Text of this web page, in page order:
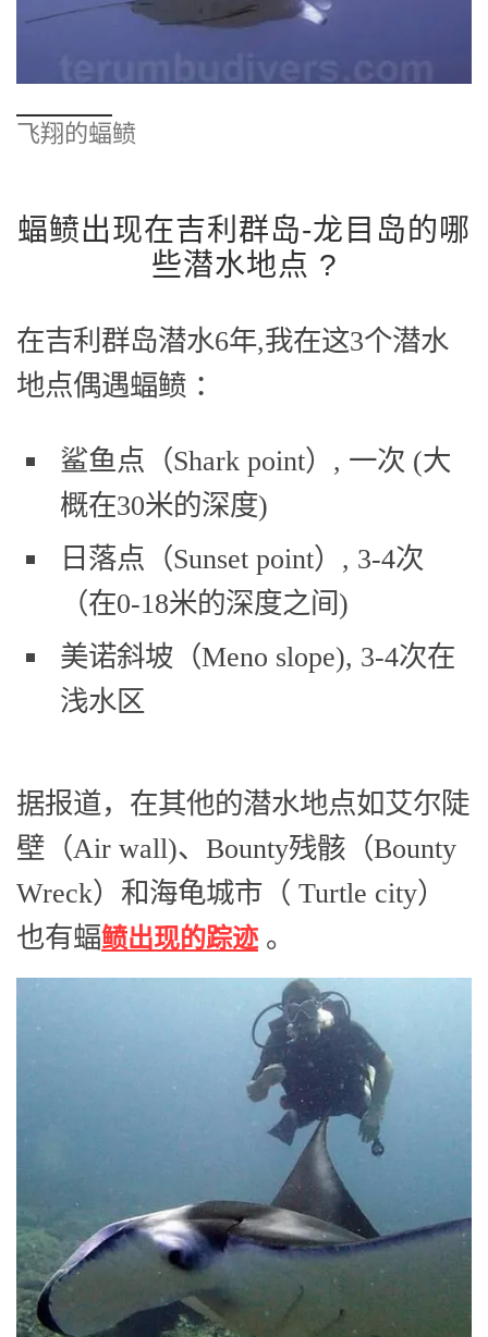
飞翔的蝠鲼
蝠鲼出现在吉利群岛-龙目岛的哪
些潜水地点 ?
在吉利群岛潜水6年,我在这3个潜水
地点偶遇蝠鲼 ：
鲨鱼点（Shark point）, 一次 (大
概在30米的深度)
日落点（Sunset point）, 3-4次
（在0-18米的深度之间)
美诺斜坡（Meno slope), 3-4次在
浅水区
据报道，在其他的潜水地点如艾尔陡
壁（Air wall)、Bounty残骸（Bounty
Wreck）和海龟城市（ Turtle city）
也有蝠鲼出现的踪迹。